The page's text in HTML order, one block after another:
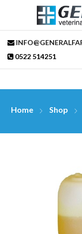
0522 514251
Home Shop